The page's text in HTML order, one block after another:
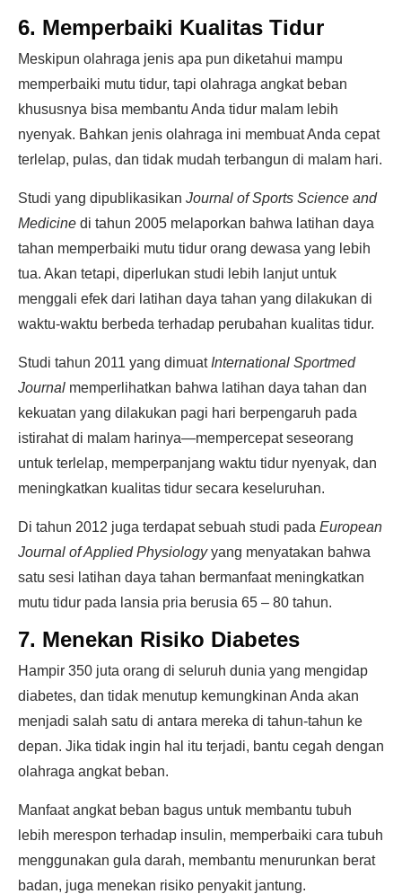
6. Memperbaiki Kualitas Tidur
Meskipun olahraga jenis apa pun diketahui mampu
memperbaiki mutu tidur, tapi olahraga angkat beban
khususnya bisa membantu Anda tidur malam lebih
nyenyak. Bahkan jenis olahraga ini membuat Anda cepat
terlelap, pulas, dan tidak mudah terbangun di malam hari.
Studi yang dipublikasikan Journal of Sports Science and
Medicine di tahun 2005 melaporkan bahwa latihan daya
tahan memperbaiki mutu tidur orang dewasa yang lebih
tua. Akan tetapi, diperlukan studi lebih lanjut untuk
menggali efek dari latihan daya tahan yang dilakukan di
waktu-waktu berbeda terhadap perubahan kualitas tidur.
Studi tahun 2011 yang dimuat International Sportmed
Journal memperlihatkan bahwa latihan daya tahan dan
kekuatan yang dilakukan pagi hari berpengaruh pada
istirahat di malam harinya—mempercepat seseorang
untuk terlelap, memperpanjang waktu tidur nyenyak, dan
meningkatkan kualitas tidur secara keseluruhan.
Di tahun 2012 juga terdapat sebuah studi pada European
Journal of Applied Physiologyyang menyatakan bahwa
satu sesi latihan daya tahan bermanfaat meningkatkan
mutu tidur pada lansia pria berusia 65 – 80 tahun.
7. Menekan Risiko Diabetes
Hampir 350 juta orang di seluruh dunia yang mengidap
diabetes, dan tidak menutup kemungkinan Anda akan
menjadi salah satu di antara mereka di tahun-tahun ke
depan. Jika tidak ingin hal itu terjadi, bantu cegah dengan
olahraga angkat beban.
Manfaat angkat beban bagus untuk membantu tubuh
lebih merespon terhadap insulin, memperbaiki cara tubuh
menggunakan gula darah, membantu menurunkan berat
badan, juga menekan risiko penyakit jantung.